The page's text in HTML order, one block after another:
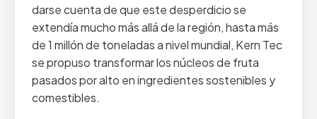
darse cuenta de que este desperdicio se
extendía mucho más allá de la región, hasta más
de 1 millón de toneladas a nivel mundial, Kern Tec
se propuso transformar los núcleos de fruta
pasados por alto en ingredientes sostenibles y
comestibles.